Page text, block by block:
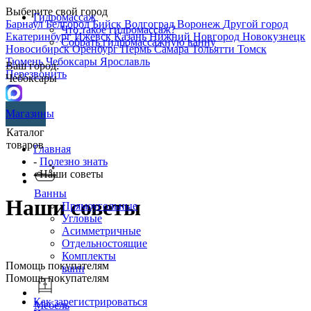
Выберите свой город
БарнаулБелгородБийск ВолгоградВоронеж Другой город
ЕкатеринбургИжевскКазаньНижний Новгород Новокузнецк
НовосибирскОренбургПермьСамараТольятти Томск
ТюменьЧебоксары Ярославль
Перезвонить
Гидромассаж
Что такое гидромассаж?
Собрать гидромассажную ванну
Ваш город:
Чебоксары
Магазины
Каталог
товаров
Ванны
Прямоугольные
Угловые
Асимметричные
Отдельностоящие
Комплекты
ванн
Мебель
Главная
- Полезно знать
- Наши советы
Наши советы
Помощь покупателям
Помощь покупателям
Как зарегистрироваться